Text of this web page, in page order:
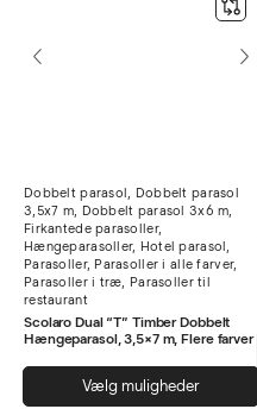
Dobbelt parasol, Dobbelt parasol
3,5x7 m, Dobbelt parasol 3x6 m,
Firkantede parasoller,
Hængeparasoller, Hotel parasol,
Parasoller, Parasoller i alle farver,
Parasoller i træ, Parasoller til
restaurant
Scolaro Dual “T” Timber Dobbelt
Hængeparasol, 3,5×7 m, Flere farver
Vælg muligheder